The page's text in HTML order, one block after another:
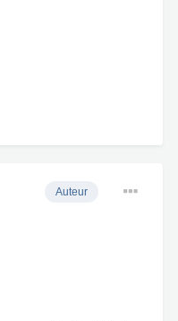
Auteur